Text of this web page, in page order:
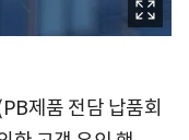
제품 전담 납품회